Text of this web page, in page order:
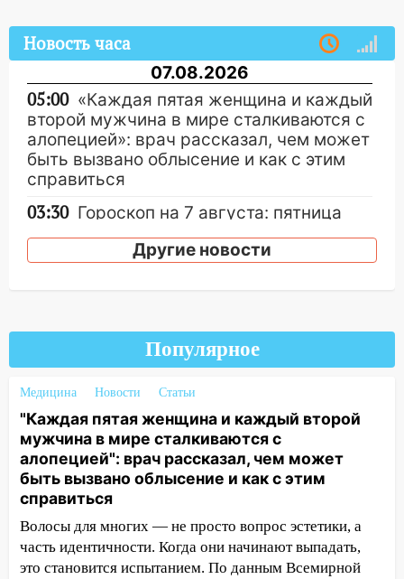
Новость часа
07.08.2026
05:00 «Каждая пятая женщина и каждый
второй мужчина в мире сталкиваются с
алопецией»: врач рассказал, чем может
быть вызвано облысение и как с этим
справиться
03:30 Гороскоп на 7 августа: пятница
принесет прилив творческой энергии и
отличные шансы исправить старые
23:20 Прогноз погоды на 7 августа в
Ульяновской области
посвящённый Дню воздушного флота
России
19:12
В Ульяновской области
руководителя частной компании
наказали за сокрытие прошлого своего
сотрудник
18:02 В Ульяновск едут звезды
баскетбола!
Другие новости
Популярное
Медицина Новости Статьи
"Каждая пятая женщина и каждый второй
мужчина в мире сталкиваются с
алопецией": врач рассказал, чем может
быть вызвано облысение и как с этим
справиться
Волосы для многих — не просто вопрос эстетики, а
часть идентичности. Когда они начинают выпадать,
это становится испытанием. По данным Всемирной